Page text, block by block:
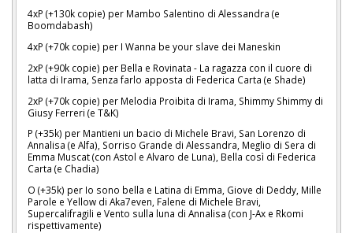
4xP (+130k copie) per Mambo Salentino di Alessandra (e
Boomdabash)
4xP (+70k copie) per I Wanna be your slave dei Maneskin
2xP (+90k copie) per Bella e Rovinata - La ragazza con il cuore di
latta di Irama, Senza farlo apposta di Federica Carta (e Shade)
2xP (+70k copie) per Melodia Proibita di Irama, Shimmy Shimmy di
Giusy Ferreri (e T&K)
P (+35k) per Mantieni un bacio di Michele Bravi, San Lorenzo di
Annalisa (e Alfa), Sorriso Grande di Alessandra, Meglio di Sera di
Emma Muscat (con Astol e Alvaro de Luna), Bella così di Federica
Carta (e Chadia)
O (+35k) per Io sono bella e Latina di Emma, Giove di Deddy, Mille
Parole e Yellow di Aka7even, Falene di Michele Bravi,
Supercalifragili e Vento sulla luna di Annalisa (con J-Ax e Rkomi
rispettivamente)